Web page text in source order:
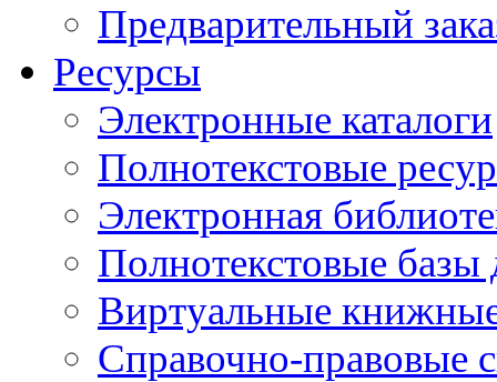
Предварительный
Ресурсы
Электронные каталоги
Полнотекстовые
Электронная
Полнотекстовые
Виртуальные
Справочно-правовые